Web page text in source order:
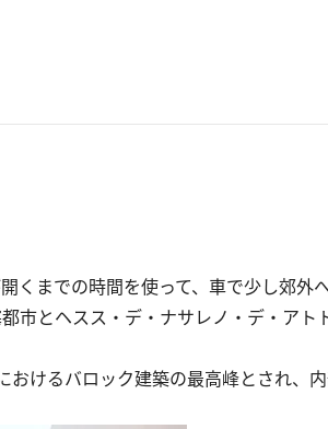
までの時間を使って、車で少し郊外へ
市とヘスス・デ・ナサレノ・デ・アト
けるバロック建築の最高峰とされ、